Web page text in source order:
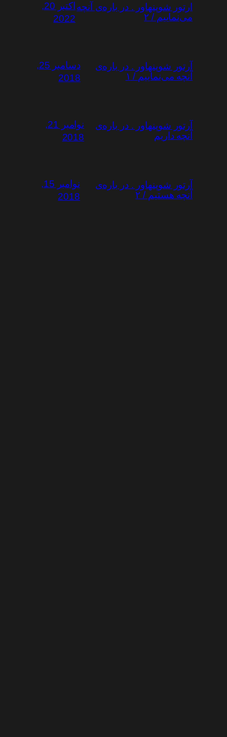
ارتور شوپنهاور . در باره‌ی آنچه
می‌نماییم / ۲
اکتبر 20,
2022
آرتور شوپنهاور . در باره‌ی
آنچه می‌نماییم / ۱
دسامبر 25,
2018
آرتور شوپنهاور . در باره‌ی
آنچه داریم
نوامبر 21,
2018
آرتور شوپنهاور . در باره‌ی
آنچه هستیم / ۲
نوامبر 15,
2018